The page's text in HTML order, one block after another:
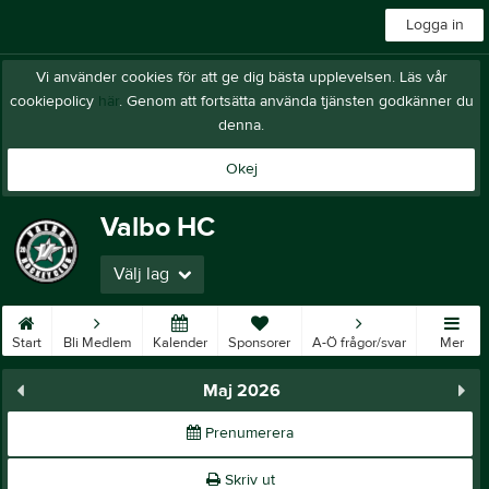
Logga in
Vi använder cookies för att ge dig bästa upplevelsen. Läs vår
cookiepolicy här. Genom att fortsätta använda tjänsten godkänner du
denna.
Okej
Valbo HC
Välj lag
Start Bli Medlem Kalender Sponsorer A-Ö frågor/svar Mer
Maj 2026
Prenumerera
Skriv ut